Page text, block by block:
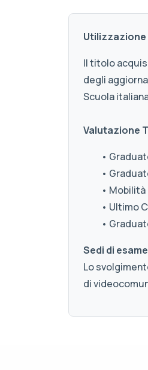
Il titolo
degli
Scuola
Valutazione
•
•
•
• Ultimo
•
Sedi di
Lo
di